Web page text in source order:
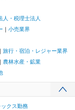
人・税理士法人
小売業界
旅行・宿泊・レジャー業界
農林水産・鉱業
ックス勤務